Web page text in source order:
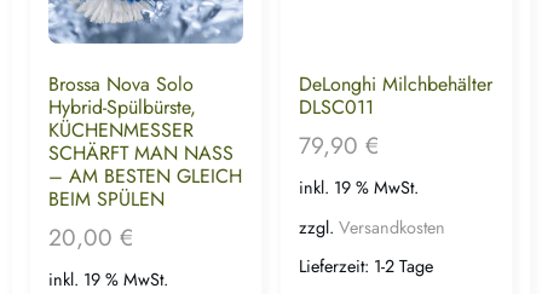
Brossa Nova Solo
Hybrid-Spülbürste,
KÜCHENMESSER
SCHÄRFT MAN NASS
– AM BESTEN GLEICH
BEIM SPÜLEN
20,00 €
inkl. 19 % MwSt.
DeLonghi Milchbehälter
DLSC011
79,90 €
inkl. 19 % MwSt.
zzgl. Versandkosten
Lieferzeit: 1-2 Tage